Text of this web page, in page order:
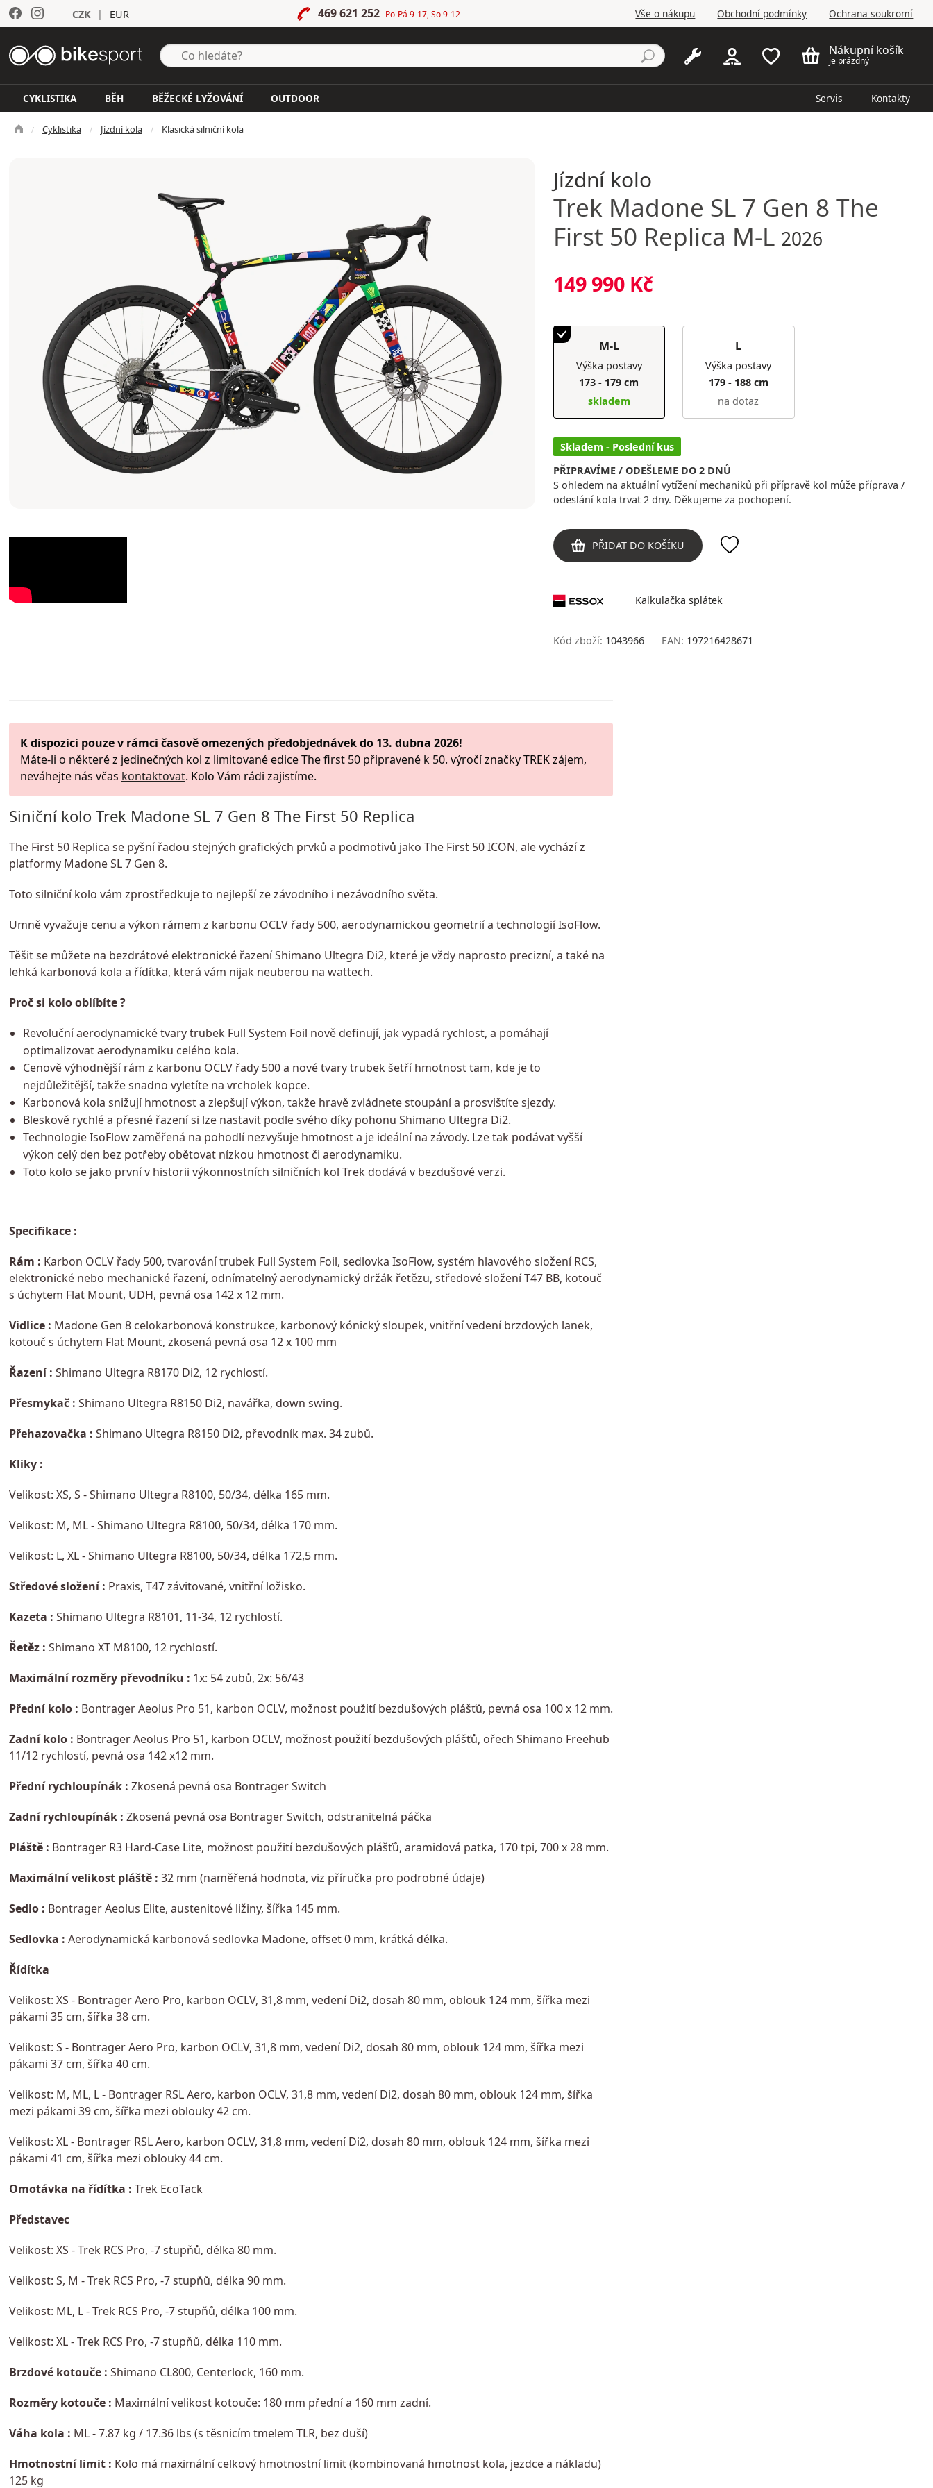
CZK | EUR 469 621 252 Po-Pá 9-17, So 9-12 Vše o nákupu Obchodní podmínky Ochrana soukromí
Nákupní košík
je prázdný
CYKLISTIKA BĚH BĚŽECKÉ LYŽOVÁNÍ OUTDOOR Servis Kontakty
Cyklistika Jízdní kola Klasická silniční kola
Jízdní kolo
TrekMadone SL 7 Gen 8 The
First 50 Replica M-L 2026
149 990 Kč
M-L
Výška postavy
173 - 179 cm
skladem
L
Výška postavy
179 - 188 cm
na dotaz
Skladem - Poslední kus
PŘIPRAVÍME / ODEŠLEME DO 2 DNŮ
S ohledem na aktuální vytížení mechaniků při přípravě kol může příprava /
odeslání kola trvat 2 dny. Děkujeme za pochopení.
PŘIDAT DO KOŠÍKU
Kalkulačka splátek
Kód zboží: 1043966 EAN: 197216428671
K dispozici pouze v rámci časově omezených předobjednávek do 13. dubna 2026!
Máte-li o některé z jedinečných kol z limitované edice The first 50 připravené k 50. výročí značky TREK zájem,
neváhejte nás včas kontaktovat. Kolo Vám rádi zajistíme.
Siniční kolo Trek Madone SL 7 Gen 8 The First 50 Replica
The First 50 Replica se pyšní řadou stejných grafických prvků a podmotivů jako The First 50 ICON, ale vychází z
platformy Madone SL 7 Gen 8.
Toto silniční kolo vám zprostředkuje to nejlepší ze závodního i nezávodního světa.
Umně vyvažuje cenu a výkon rámem z karbonu OCLV řady 500, aerodynamickou geometrií a technologií IsoFlow.
Těšit se můžete na bezdrátové elektronické řazení Shimano Ultegra Di2, které je vždy naprosto precizní, a také na
lehká karbonová kola a řídítka, která vám nijak neuberou na wattech.
Proč si kolo oblíbíte ?
Revoluční aerodynamické tvary trubek Full System Foil nově definují, jak vypadá rychlost, a pomáhají
optimalizovat aerodynamiku celého kola.
Cenově výhodnější rám z karbonu OCLV řady 500 a nové tvary trubek šetří hmotnost tam, kde je to
nejdůležitější, takže snadno vyletíte na vrcholek kopce.
Karbonová kola snižují hmotnost a zlepšují výkon, takže hravě zvládnete stoupání a prosvištíte sjezdy.
Bleskově rychlé a přesné řazení si lze nastavit podle svého díky pohonu Shimano Ultegra Di2.
Technologie IsoFlow zaměřená na pohodlí nezvyšuje hmotnost a je ideální na závody. Lze tak podávat vyšší
výkon celý den bez potřeby obětovat nízkou hmotnost či aerodynamiku.
Toto kolo se jako první v historii výkonnostních silničních kol Trek dodává v bezdušové verzi.
Specifikace :
Rám : Karbon OCLV řady 500, tvarování trubek Full System Foil, sedlovka IsoFlow, systém hlavového složení RCS,
elektronické nebo mechanické řazení, odnímatelný aerodynamický držák řetězu, středové složení T47 BB, kotouč
s úchytem Flat Mount, UDH, pevná osa 142 x 12 mm.
Vidlice : Madone Gen 8 celokarbonová konstrukce, karbonový kónický sloupek, vnitřní vedení brzdových lanek,
kotouč s úchytem Flat Mount, zkosená pevná osa 12 x 100 mm
Řazení : Shimano Ultegra R8170 Di2, 12 rychlostí.
Přesmykač : Shimano Ultegra R8150 Di2, navářka, down swing.
Přehazovačka : Shimano Ultegra R8150 Di2, převodník max. 34 zubů.
Kliky :
Velikost: XS, S - Shimano Ultegra R8100, 50/34, délka 165 mm.
Velikost: M, ML - Shimano Ultegra R8100, 50/34, délka 170 mm.
Velikost: L, XL - Shimano Ultegra R8100, 50/34, délka 172,5 mm.
Středové složení : Praxis, T47 závitované, vnitřní ložisko.
Kazeta : Shimano Ultegra R8101, 11-34, 12 rychlostí.
Řetěz : Shimano XT M8100, 12 rychlostí.
Maximální rozměry převodníku : 1x: 54 zubů, 2x: 56/43
Přední kolo : Bontrager Aeolus Pro 51, karbon OCLV, možnost použití bezdušových plášťů, pevná osa 100 x 12 mm.
Zadní kolo : Bontrager Aeolus Pro 51, karbon OCLV, možnost použití bezdušových plášťů, ořech Shimano Freehub
11/12 rychlostí, pevná osa 142 x12 mm.
Přední rychloupínák : Zkosená pevná osa Bontrager Switch
Zadní rychloupínák : Zkosená pevná osa Bontrager Switch, odstranitelná páčka
Pláště : Bontrager R3 Hard-Case Lite, možnost použití bezdušových plášťů, aramidová patka, 170 tpi, 700 x 28 mm.
Maximální velikost pláště : 32 mm (naměřená hodnota, viz příručka pro podrobné údaje)
Sedlo : Bontrager Aeolus Elite, austenitové ližiny, šířka 145 mm.
Sedlovka : Aerodynamická karbonová sedlovka Madone, offset 0 mm, krátká délka.
Řídítka
Velikost: XS - Bontrager Aero Pro, karbon OCLV, 31,8 mm, vedení Di2, dosah 80 mm, oblouk 124 mm, šířka mezi
pákami 35 cm, šířka 38 cm.
Velikost: S - Bontrager Aero Pro, karbon OCLV, 31,8 mm, vedení Di2, dosah 80 mm, oblouk 124 mm, šířka mezi
pákami 37 cm, šířka 40 cm.
Velikost: M, ML, L - Bontrager RSL Aero, karbon OCLV, 31,8 mm, vedení Di2, dosah 80 mm, oblouk 124 mm, šířka
mezi pákami 39 cm, šířka mezi oblouky 42 cm.
Velikost: XL - Bontrager RSL Aero, karbon OCLV, 31,8 mm, vedení Di2, dosah 80 mm, oblouk 124 mm, šířka mezi
pákami 41 cm, šířka mezi oblouky 44 cm.
Omotávka na řídítka : Trek EcoTack
Představec
Velikost: XS - Trek RCS Pro, -7 stupňů, délka 80 mm.
Velikost: S, M - Trek RCS Pro, -7 stupňů, délka 90 mm.
Velikost: ML, L - Trek RCS Pro, -7 stupňů, délka 100 mm.
Velikost: XL - Trek RCS Pro, -7 stupňů, délka 110 mm.
Brzdové kotouče : Shimano CL800, Centerlock, 160 mm.
Rozměry kotouče : Maximální velikost kotouče: 180 mm přední a 160 mm zadní.
Váha kola : ML - 7.87 kg / 17.36 lbs (s těsnicím tmelem TLR, bez duší)
Hmotnostní limit : Kolo má maximální celkový hmotnostní limit (kombinovaná hmotnost kola, jezdce a nákladu)
125 kg